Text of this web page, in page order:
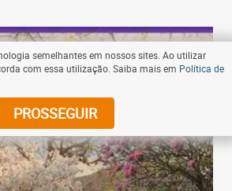
semelhantes em nossos sites. Ao utilizar
com essa utilização. Saiba mais em Política de
PROSSEGUIR